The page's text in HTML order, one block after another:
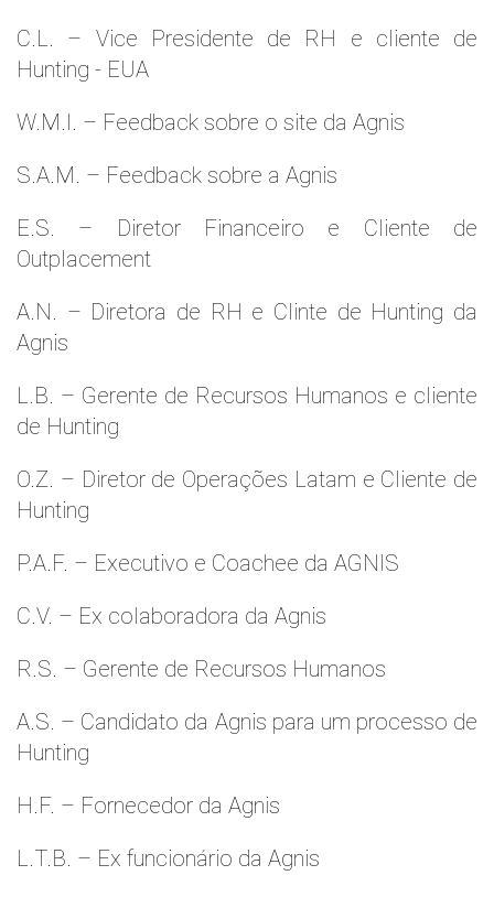
C.L. – Vice Presidente de RH e cliente de
Hunting - EUA
W.M.l. – Feedback sobre o site da Agnis
S.A.M. – Feedback sobre a Agnis
E.S. – Diretor Financeiro e Cliente de
Outplacement
A.N. – Diretora de RH e Clinte de Hunting da
Agnis
L.B. – Gerente de Recursos Humanos e cliente
de Hunting
O.Z. – Diretor de Operações Latam e Cliente de
Hunting
P.A.F. – Executivo e Coachee da AGNIS
C.V. – Ex colaboradora da Agnis
R.S. – Gerente de Recursos Humanos
A.S. – Candidato da Agnis para um processo de
Hunting
H.F. – Fornecedor da Agnis
L.T.B. – Ex funcionário da Agnis